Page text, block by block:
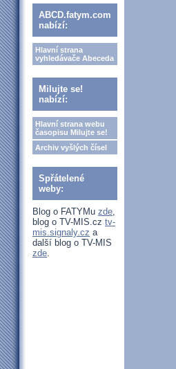
ABCD.fatym.com
nabízí:
Hlavní strana
vyhledávače Abeceda
Milujte se!
nabízí:
Hlavní strana webu
časopisu Milujte se!
Archiv vyšlých čísel
Spřátelené
weby:
Blog o FATYMu zde,
blog o TV-MIS.cz tv-
mis.signaly.cz a
další blog o TV-MIS
zde.